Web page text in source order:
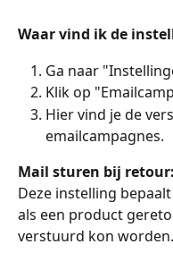
Waar vind ik de
Ga naar
Klik op
Hier vind je de
emailcampagnes.
Mail sturen bij retour:
Deze instelling
als een product
verstuurd kon worden.